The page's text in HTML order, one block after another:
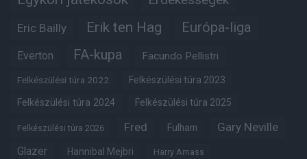
Eric Bailly Erik ten Hag Európa-liga
Everton FA-kupa Facundo Pellistri
Felkészülési túra 2022 Felkészülési túra 2023
Felkészülési túra 2024 Felkészülési túra 2025
Felkészülési túra 2026 Fred Fulham Gary Neville
Glazer Hannibal Mejbri Harry Amass